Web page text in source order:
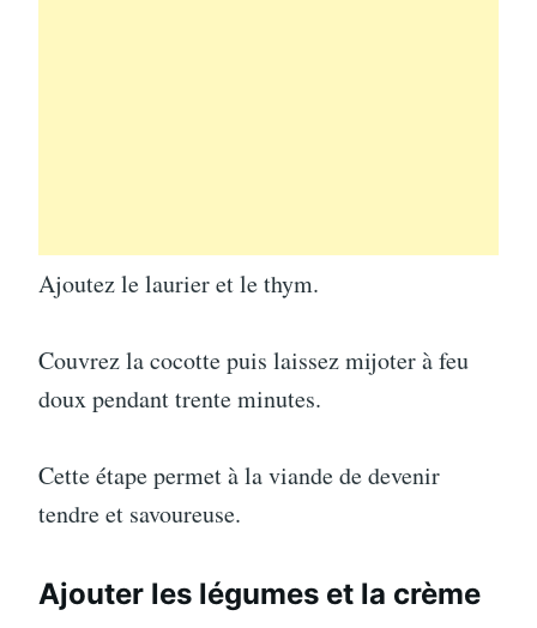
Ajoutez le laurier et le thym.
Couvrez la cocotte puis laissez mijoter à feu
doux pendant trente minutes.
Cette étape permet à la viande de devenir
tendre et savoureuse.
Ajouter les légumes et la crème